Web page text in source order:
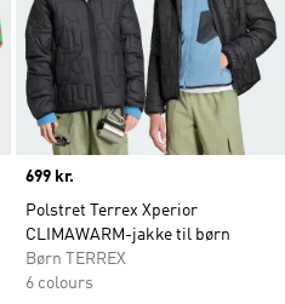
Price
699 kr.
Polstret Terrex Xperior
CLIMAWARM-jakke til børn
Børn TERREX
6 colours